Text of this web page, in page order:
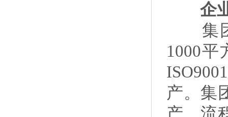
企业
集团
1000
产。集